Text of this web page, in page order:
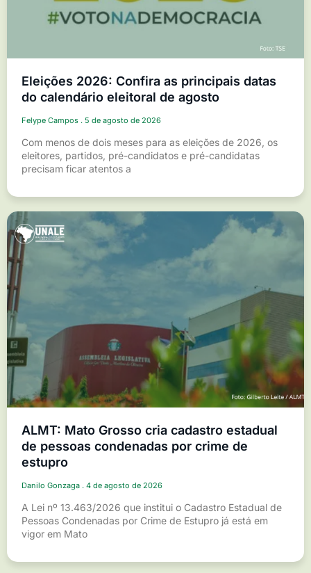
Eleições 2026: Confira as principais datas
do calendário eleitoral de agosto
Felype Campos 5 de agosto de 2026
Com menos de dois meses para as eleições de 2026, os
eleitores, partidos, pré-candidatos e pré-candidatas
precisam ficar atentos a
ALMT: Mato Grosso cria cadastro estadual
de pessoas condenadas por crime de
estupro
Danilo Gonzaga 4 de agosto de 2026
A Lei nº 13.463/2026 que institui o Cadastro Estadual de
Pessoas Condenadas por Crime de Estupro já está em
vigor em Mato